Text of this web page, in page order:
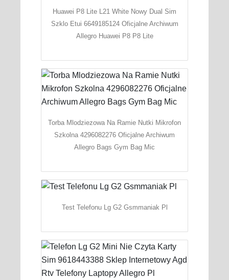
Huawei P8 Lite L21 White Nowy Dual Sim
Szklo Etui 6649185124 Oficjalne Archiwum
Allegro Huawei P8 P8 Lite
Torba Mlodziezowa Na Ramie Nutki Mikrofon
Szkolna 4296082276 Oficjalne Archiwum
Allegro Bags Gym Bag Mic
Test Telefonu Lg G2 Gsmmaniak Pl